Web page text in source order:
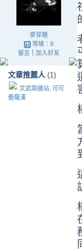
麥芽糖
等級：8
留言｜ 加入好友
文章推薦人 (1)
文武兩邊站, 可可
疊羅漢